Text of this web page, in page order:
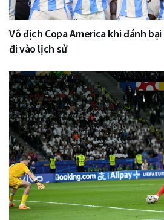
Vô địch Copa America khi đánh
đi vào lịch sử